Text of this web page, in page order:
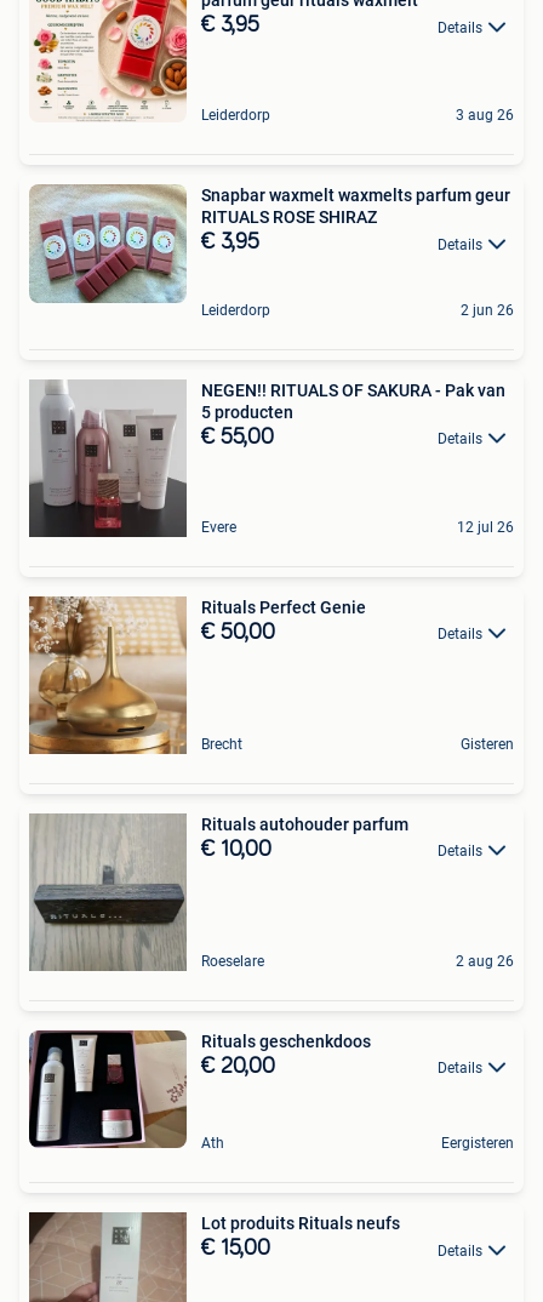
€ 3,95 Details
Leiderdorp 3 aug 26
Snapbar waxmelt waxmelts parfum geur
RITUALS ROSE SHIRAZ
€ 3,95 Details
Leiderdorp 2 jun 26
NEGEN!! RITUALS OF SAKURA - Pak van
5 producten
€ 55,00 Details
Evere 12 jul 26
Rituals Perfect Genie
€ 50,00 Details
Brecht Gisteren
Rituals autohouder parfum
€ 10,00 Details
Roeselare 2 aug 26
Rituals geschenkdoos
€ 20,00 Details
Ath Eergisteren
Lot produits Rituals neufs
€ 15,00 Details